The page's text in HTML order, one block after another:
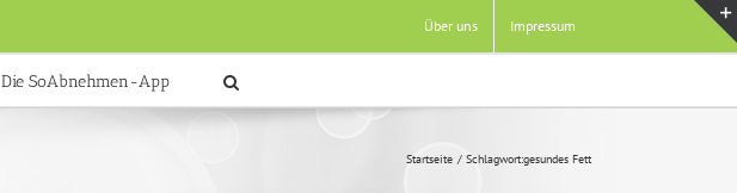
Über uns Impressum
Die SoAbnehmen-App
Startseite Schlagwort:gesundes Fett